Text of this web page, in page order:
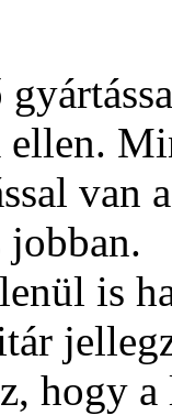
ellen.
van
jobban.
is
hogy